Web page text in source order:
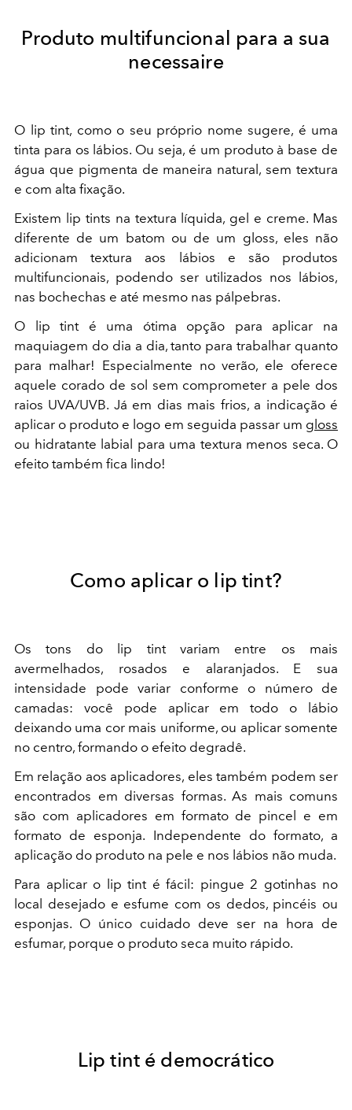
Produto multifuncional para a sua
necessaire
O lip tint, como o seu próprio nome sugere, é uma
tinta para os lábios. Ou seja, é um produto à base de
água que pigmenta de maneira natural, sem textura
e com alta fixação.
Existem lip tints na textura líquida, gel e creme. Mas
diferente de um batom ou de um gloss, eles não
adicionam textura aos lábios e são produtos
multifuncionais, podendo ser utilizados nos lábios,
nas bochechas e até mesmo nas pálpebras.
O lip tint é uma ótima opção para aplicar na
maquiagem do dia a dia, tanto para trabalhar quanto
para malhar! Especialmente no verão, ele oferece
aquele corado de sol sem comprometer a pele dos
raios UVA/UVB. Já em dias mais frios, a indicação é
aplicar o produto e logo em seguida passar um gloss
ou hidratante labial para uma textura menos seca. O
efeito também fica lindo!
Como aplicar o lip tint?
Os tons do lip tint variam entre os mais
avermelhados, rosados e alaranjados. E sua
intensidade pode variar conforme o número de
camadas: você pode aplicar em todo o lábio
deixando uma cor mais uniforme, ou aplicar somente
no centro, formando o efeito degradê.
Em relação aos aplicadores, eles também podem ser
encontrados em diversas formas. As mais comuns
são com aplicadores em formato de pincel e em
formato de esponja. Independente do formato, a
aplicação do produto na pele e nos lábios não muda.
Para aplicar o lip tint é fácil: pingue 2 gotinhas no
local desejado e esfume com os dedos, pincéis ou
esponjas. O único cuidado deve ser na hora de
esfumar, porque o produto seca muito rápido.
Lip tint é democrático